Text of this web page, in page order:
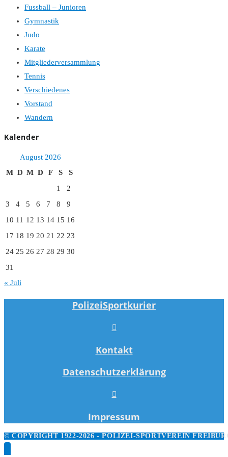
Fussball – Junioren
Gymnastik
Judo
Karate
Mitgliederversammlung
Tennis
Verschiedenes
Vorstand
Wandern
Kalender
August 2026
M D M D F S
S
1
2
3
4 5 6 7 8
9
10 11 12 13 14 15 16
17 18 19 20 21 22 23
24 25 26 27 28 29 30
31
« Juli
PolizeiSportkurier
Kontakt
Datenschutzerklärung
Impressum
© COPYRIGHT 1922-2026 - POLIZEI-SPORTVEREIN